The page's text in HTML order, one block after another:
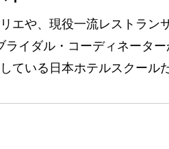
エや、現役一流レストラン
イダル・コーディネータ
いる日本ホテルスクール